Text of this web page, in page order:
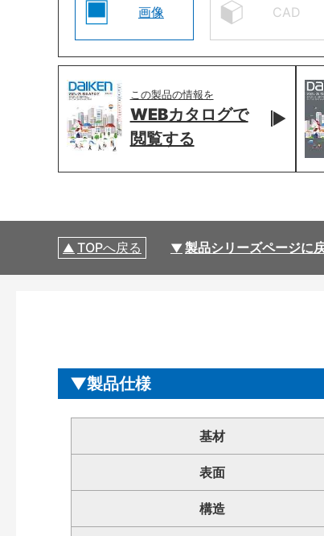
画像 CAD
この製品の情報を
WEBカタログで
閲覧する
TOPへ戻る 製品シリーズページに
製品仕様
基材
表面
構造